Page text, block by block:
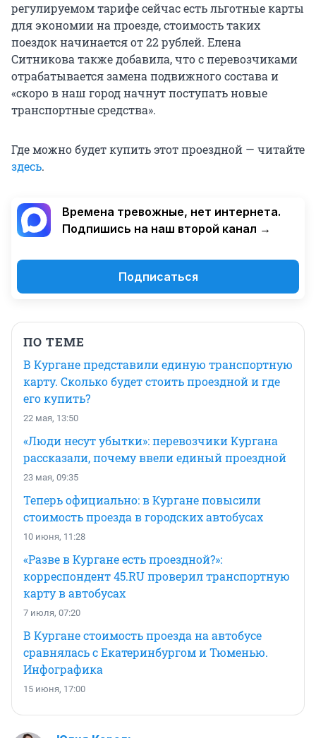
регулируемом тарифе сейчас есть льготные карты
для экономии на проезде, стоимость таких
поездок начинается от 22 рублей. Елена
Ситникова также добавила, что с перевозчиками
отрабатывается замена подвижного состава и
«скоро в наш город начнут поступать новые
транспортные средства».
Где можно будет купить этот проездной — читайте
здесь.
Времена тревожные, нет интернета.
Подпишись на наш второй канал →
Подписаться
ПО ТЕМЕ
В Кургане представили единую транспортную
карту. Сколько будет стоить проездной и где
его купить?
22 мая, 13:50
«Люди несут убытки»: перевозчики Кургана
рассказали, почему ввели единый проездной
23 мая, 09:35
Теперь официально: в Кургане повысили
стоимость проезда в городских автобусах
10 июня, 11:28
«Разве в Кургане есть проездной?»:
корреспондент 45.RU проверил транспортную
карту в автобусах
7 июля, 07:20
В Кургане стоимость проезда на автобусе
сравнялась с Екатеринбургом и Тюменью.
Инфографика
15 июня, 17:00